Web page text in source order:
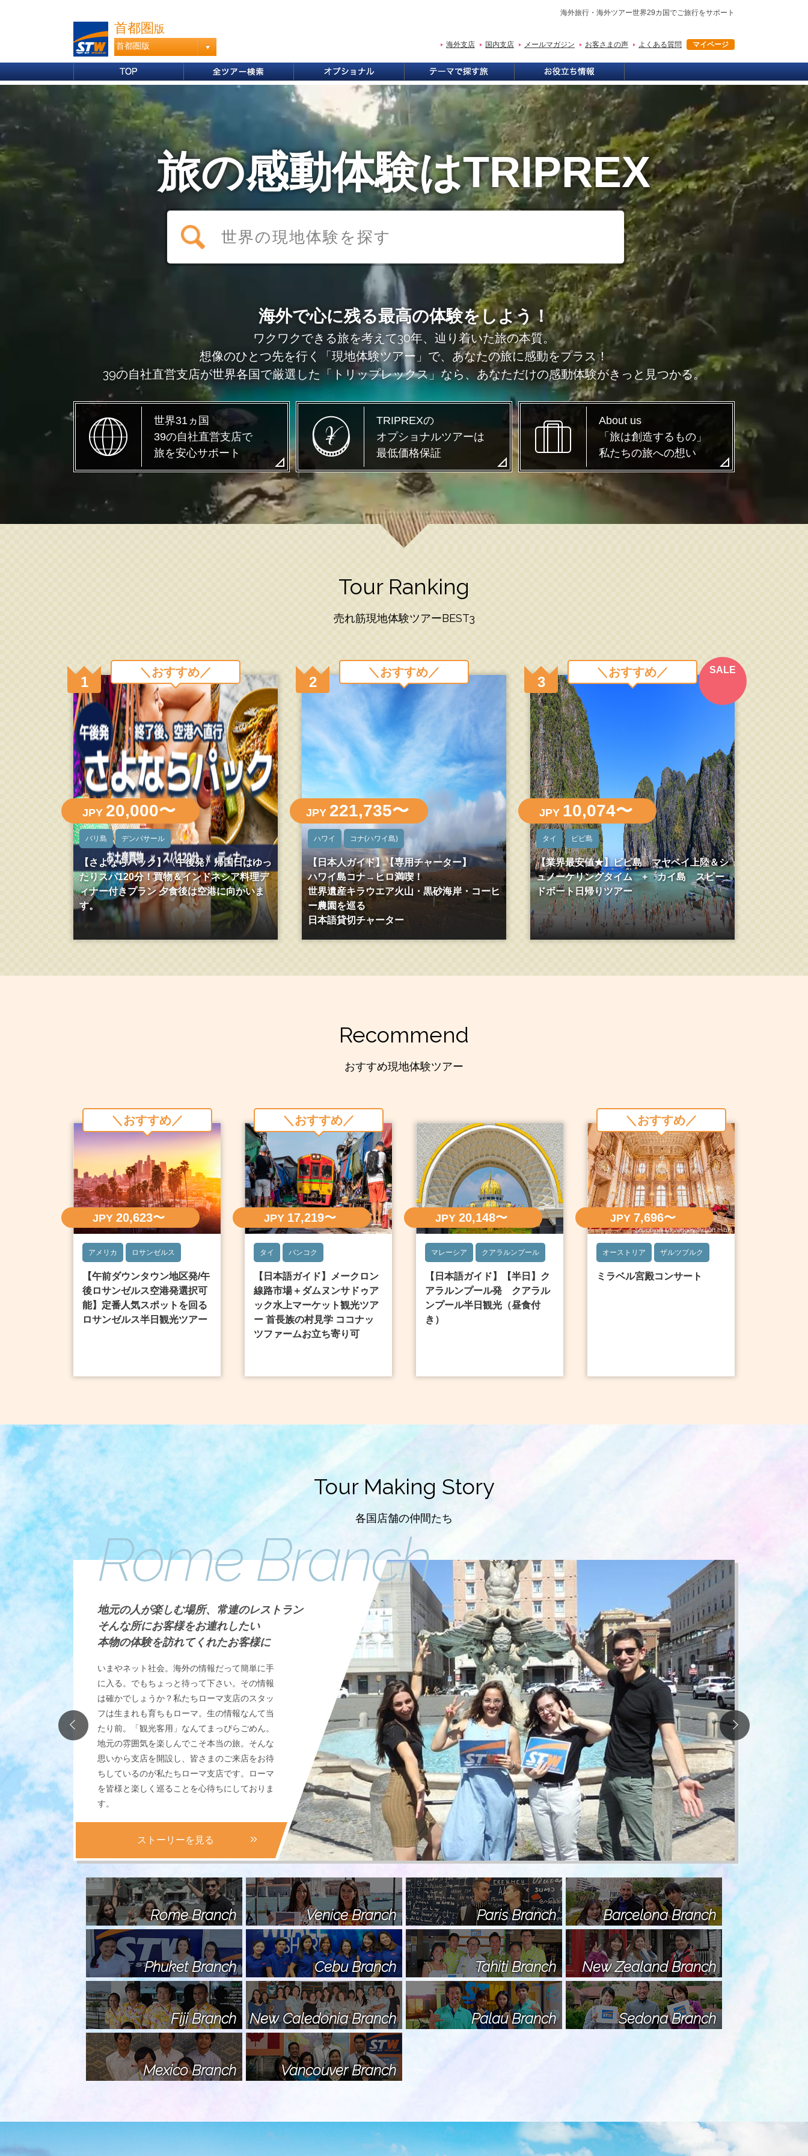
首都圏 版
首都圏版
海外旅行・海外ツアー世界29カ国でご旅行をサポート
海外支店 国内支店 メールマガジン お客さまの声 よくある質問 マイページ
世界の現地体験を探す
旅の感動体験はTRIPREX
海外で心に残る最高の体験をしよう！
ワクワクできる旅を考えて30年、辿り着いた旅の本質。
想像のひとつ先を行く「現地体験ツアー」で、あなたの旅に感動をプラス！
39の自社直営支店が世界各国で厳選した「トリップレックス」なら、あなただけの感動体験がきっと見つかる。
世界31ヵ国
39の自社直営支店で
旅を安心サポート
TRIPREXの
オプショナルツアーは
最低価格保証
About us
「旅は創造するもの」
私たちの旅への想い
Tour Ranking
売れ筋現地体験ツアーBEST3
＼おすすめ／
JPY 20,000〜
バリ島 デンパサール
【さよならパック】〈午後発〉帰国日はゆっ
たりスパ120分！買物＆インドネシア料理デ
ィナー付きプラン 夕食後は空港に向かいま
す。
＼おすすめ／
JPY 221,735〜
ハワイ コナ(ハワイ島)
【日本人ガイド】【専用チャーター】
ハワイ島コナ→ヒロ満喫！
世界遺産キラウエア火山・黒砂海岸・コーヒ
ー農園を巡る
日本語貸切チャーター
SALE
＼おすすめ／
JPY 10,074〜
タイ ピピ島
【業界最安値★】ピピ島 マヤベイ上陸＆シ
ュノーケリングタイム + カイ島 スピー
ドボート日帰りツアー
Recommend
おすすめ現地体験ツアー
＼おすすめ／
JPY 20,623〜
アメリカ ロサンゼルス
【午前ダウンタウン地区発/午
後ロサンゼルス空港発選択可
能】定番人気スポットを回る
ロサンゼルス半日観光ツアー
＼おすすめ／
JPY 17,219〜
タイ バンコク
【日本語ガイド】メークロン
線路市場＋ダムヌンサドゥア
ック水上マーケット観光ツア
ー 首長族の村見学 ココナッ
ツファームお立ち寄り可
JPY 20,148〜
マレーシア クアラルンプール
【日本語ガイド】【半日】ク
アラルンプール発 クアラル
ンプール半日観光（昼食付
き）
＼おすすめ／
JPY 7,696〜
オーストリア ザルツブルク
ミラベル宮殿コンサート
Tour Making Story
各国店舗の仲間たち
Rome Branch
地元の人が楽しむ場所、常連のレストラン
そんな所にお客様をお連れしたい
本物の体験を訪れてくれたお客様に
いまやネット社会。海外の情報だって簡単に手
に入る。でもちょっと待って下さい。その情報
は確かでしょうか？私たちローマ支店のスタッ
フは生まれも育ちもローマ。生の情報なんて当
たり前。「観光客用」なんてまっぴらごめん。
地元の雰囲気を楽しんでこそ本当の旅。そんな
思いから支店を開設し、皆さまのご来店をお待
ちしているのが私たちローマ支店です。ローマ
を皆様と楽しく巡ることを心待ちにしておりま
す。
ストーリーを見る
Rome Branch Venice Branch Paris Branch Barcelona Branch
Phuket Branch Cebu Branch Tahiti Branch New Zealand Branch
Fiji Branch New Caledonia Branch Palau Branch Sedona Branch
Mexico Branch Vancouver Branch